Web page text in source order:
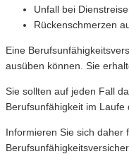
Unfall bei
Rückenschmerzen
Eine
ausüben können. Sie
Sie sollten auf jeden Fall
Berufsunfähigkeit im
Informieren Sie sich daher